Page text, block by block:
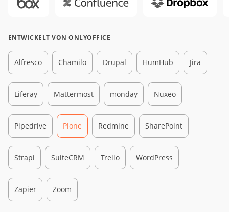
ENTWICKELT VON ONLYOFFICE
Alfresco Chamilo Drupal HumHub Jira
Liferay Mattermost monday Nuxeo
Pipedrive Plone Redmine SharePoint
Strapi SuiteCRM Trello WordPress
Zapier Zoom